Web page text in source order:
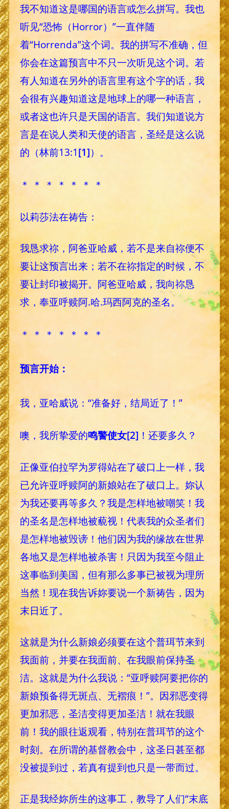
我不知道这是哪国的语言或怎么拼写。我也
听见“恐怖（Horror）”一直伴随
着“Horrenda”这个词。我的拼写不准确，但
你会在这篇预言中不只一次听见这个词。若
有人知道在另外的语言里有这个字的话，我
会很有兴趣知道这是地球上的哪一种语言，
或者这也许只是天国的语言。我们知道说方
言是在说人类和天使的语言，圣经是这么说
的（林前13:1 [1]）。
＊ ＊ ＊ ＊ ＊ ＊ ＊
以莉莎法在祷告：
我恳求祢，阿爸亚哈威，若不是来自祢便不
要让这预言出来；若不在祢指定的时候，不
要让封印被揭开。阿爸亚哈威，我向祢恳
求，奉亚呼赎阿.哈.玛西阿克的圣名。
＊ ＊ ＊ ＊ ＊ ＊ ＊
预言开始：
我，亚哈威说：“准备好，结局近了！”
噢，我所挚爱的鸣警使女[2] ！还要多久？
正像亚伯拉罕为罗得站在了破口上一样，我
已允许亚呼赎阿的新娘站在了破口上。妳认
为我还要再等多久？我是怎样地被嘲笑！我
的圣名是怎样地被藐视！代表我的众圣者们
是怎样地被毁谤！他们因为我的缘故在世界
各地又是怎样地被杀害！只因为我至今阻止
这事临到美国，但有那么多事已被视为理所
当然！现在我告诉妳要说一个新祷告，因为
末日近了。
这就是为什么新娘必须要在这个普珥节来到
我面前，并要在我面前、在我眼前保持圣
洁。这就是为什么我说：“亚呼赎阿要把你的
新娘预备得无斑点、无褶痕！”。因邪恶变得
更加邪恶，圣洁变得更加圣洁！就在我眼
前！我的眼往返观看，特别在普珥节的这个
时刻。在所谓的基督教会中，这圣日甚至都
没被提到过，若真有提到也只是一带而过。
正是我经妳所生的这事工，教导了人们“末底